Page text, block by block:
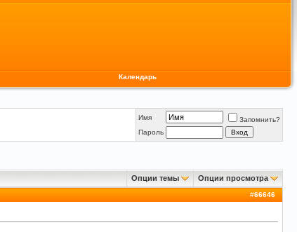
Календарь
Имя
Запомнить?
Пароль
Опции темы Опции просмотра
#66646